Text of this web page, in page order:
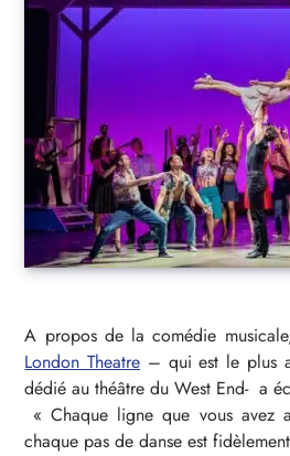
A propos de la comédie
London Theatre – qui est le plus
dédié au théâtre du West End- a
« Chaque ligne que vous avez
chaque pas de danse est